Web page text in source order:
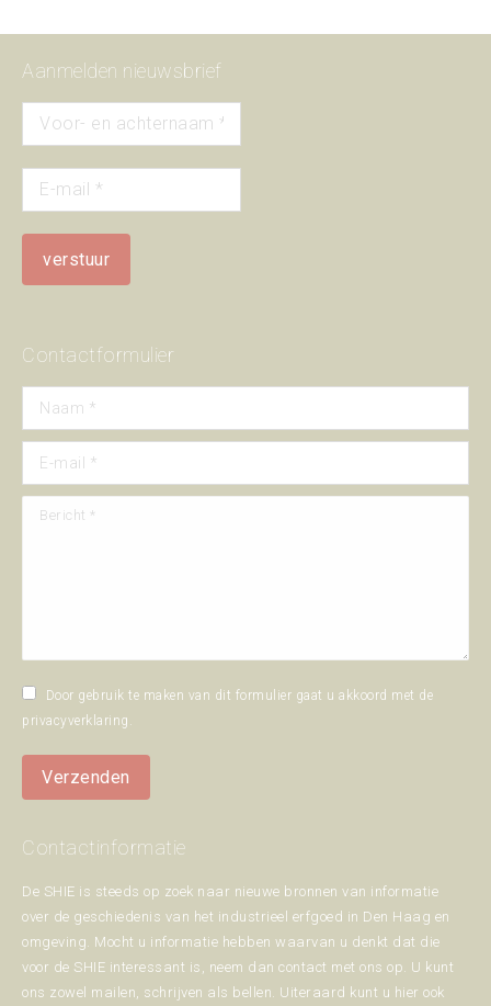
Aanmelden nieuwsbrief
Contactformulier
Naam *
E-mail *
Bericht *
Door gebruik te maken van dit formulier gaat u akkoord met de
privacyverklaring .
Verzenden
Contactinformatie
De SHIE is steeds op zoek naar nieuwe bronnen van informatie
over de geschiedenis van het industrieel erfgoed in Den Haag en
omgeving. Mocht u informatie hebben waarvan u denkt dat die
voor de SHIE interessant is, neem dan contact met ons op. U kunt
ons zowel mailen, schrijven als bellen. Uiteraard kunt u hier ook